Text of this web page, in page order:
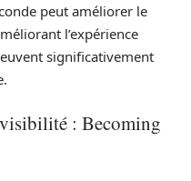
peut améliorer le
l’expérience
significativement
: Becoming